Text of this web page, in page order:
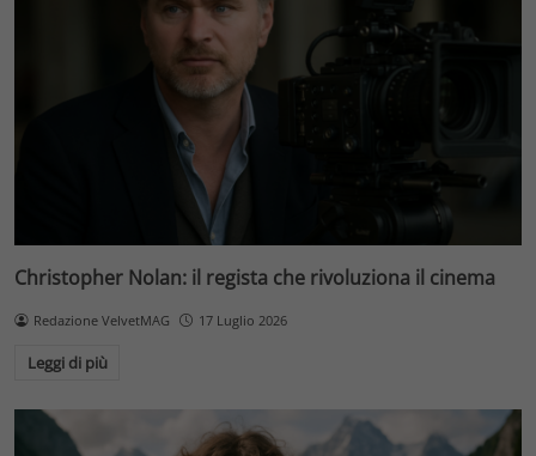
Christopher Nolan: il regista che rivoluziona il cinema
Redazione VelvetMAG 17 Luglio 2026
Leggi di più